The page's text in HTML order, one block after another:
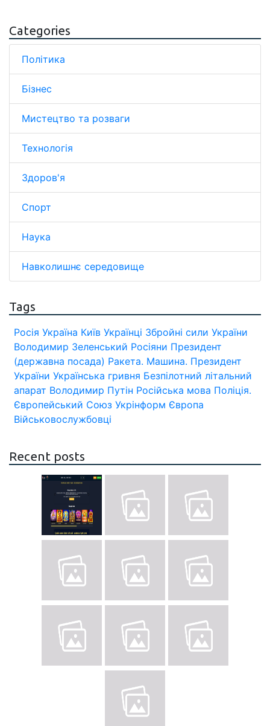
Categories
Політика
Бізнес
Мистецтво та розваги
Технологія
Здоров'я
Спорт
Наука
Навколишнє середовище
Tags
Росія Україна Київ Українці Збройні сили України
Володимир Зеленський Росіяни Президент
(державна посада) Ракета. Машина. Президент
України Українська гривня Безпілотний літальний
апарат Володимир Путін Російська мова Поліція.
Європейський Союз Укрінформ Європа
Військовослужбовці
Recent posts